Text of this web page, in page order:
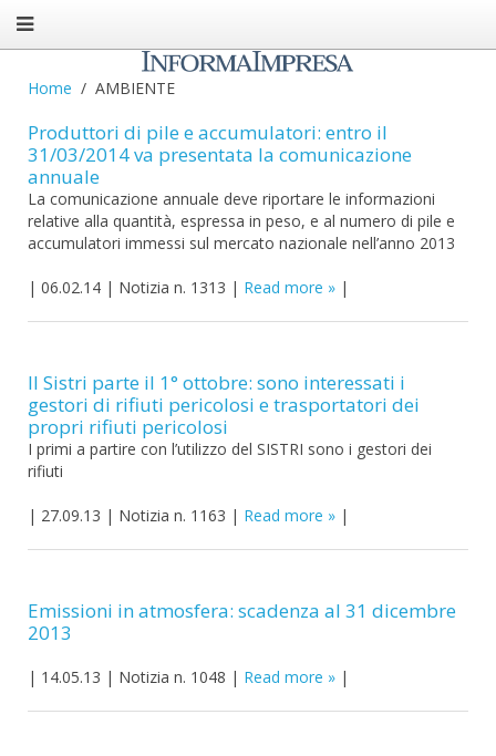
Home AMBIENTE
Produttori di pile e accumulatori: entro il
31/03/2014 va presentata la comunicazione
annuale
La comunicazione annuale deve riportare le informazioni
relative alla quantità, espressa in peso, e al numero di pile e
accumulatori immessi sul mercato nazionale nell’anno 2013
| 06.02.14 | Notizia n. 1313 | Read more |
Il Sistri parte il 1° ottobre: sono interessati i
gestori di rifiuti pericolosi e trasportatori dei
propri rifiuti pericolosi
I primi a partire con l’utilizzo del SISTRI sono i gestori dei
rifiuti
| 27.09.13 | Notizia n. 1163 | Read more |
Emissioni in atmosfera: scadenza al 31 dicembre
2013
| 14.05.13 | Notizia n. 1048 | Read more |